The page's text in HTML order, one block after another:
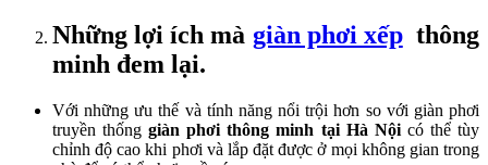
Những lợi ích mà giàn phơi xếpthông
minh đem lại.
Với những ưu thế và tính năng nổi trội hơn so với giàn phơi
truyền thốnggiàn phơi thông minh tạiHà Nộicó thể tùy
chỉnh độ cao khi phơi và lắp đặt được ở mọi không gian trong